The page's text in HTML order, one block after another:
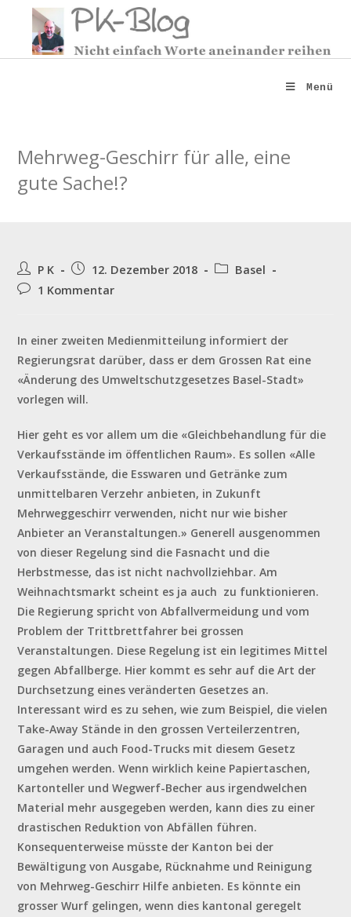
springen
Menü
Mehrweg-Geschirr für alle, eine
gute Sache!?
Beitrags-
Autor:
P K
Beitrag
veröffentlicht:
12. Dezember 2018
Beitrags-
Basel
Beitrags-
1 Kommentar
In einer zweiten Medienmitteilung informiert der
Regierungsrat darüber, dass er dem Grossen Rat eine
«Änderung des Umweltschutzgesetzes Basel-Stadt»
vorlegen will.
Hier geht es vor allem um die «Gleichbehandlung für die
Verkaufsstände im öffentlichen Raum». Es sollen «Alle
Verkaufsstände, die Esswaren und Getränke zum
unmittelbaren Verzehr anbieten, in Zukunft
Mehrweggeschirr verwenden, nicht nur wie bisher
Anbieter an Veranstaltungen.» Generell ausgenommen
von dieser Regelung sind die Fasnacht und die
Herbstmesse, das ist nicht nachvollziehbar. Am
Weihnachtsmarkt scheint es ja auch zu funktionieren.
Die Regierung spricht von Abfallvermeidung und vom
Problem der Trittbrettfahrer bei grossen
Veranstaltungen. Diese Regelung ist ein legitimes Mittel
gegen Abfallberge. Hier kommt es sehr auf die Art der
Durchsetzung eines veränderten Gesetzes an.
Interessant wird es zu sehen, wie zum Beispiel, die vielen
Take-Away Stände in den grossen Verteilerzentren,
Garagen und auch Food-Trucks mit diesem Gesetz
umgehen werden. Wenn wirklich keine Papiertaschen,
Kartonteller und Wegwerf-Becher aus irgendwelchen
Material mehr ausgegeben werden, kann dies zu einer
drastischen Reduktion von Abfällen führen.
Konsequenterweise müsste der Kanton bei der
Bewältigung von Ausgabe, Rücknahme und Reinigung
von Mehrweg-Geschirr Hilfe anbieten. Es könnte ein
grosser Wurf gelingen, wenn dies kantonal geregelt